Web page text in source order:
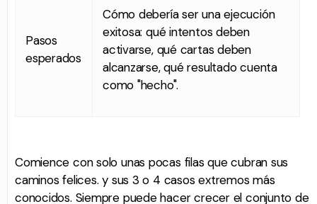
Pasos
esperados
Cómo debería ser una ejecución
exitosa: qué intentos deben
activarse, qué cartas deben
alcanzarse, qué resultado cuenta
como "hecho".
Comience con solo unas pocas filas que cubran sus
caminos felices. y sus 3 o 4 casos extremos más
conocidos. Siempre puede hacer crecer el conjunto de